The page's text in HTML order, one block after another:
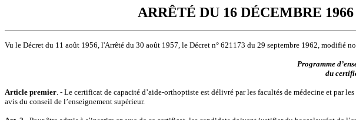
ARRÊTÉ DU 16 DÉCEMBRE
Vu le Décret du 11 août 1956, l'Arrêté du 30 août 1957, le Décret n° 621173 du 29 septembre 1962, modifié
Programme
du
Article premier. - Le certificat de capacité d’aide-orthoptiste est délivré par les facultés de médecine et par
avis du conseil de l’enseignement supérieur.